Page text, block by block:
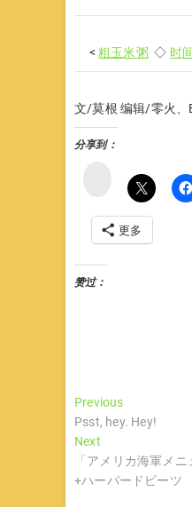
<粗玉米粥◇ 时
文/莫根 编辑/零火、
分享到：
更多
赞过：
文
章
导
航
PreviousPrevious
post:
Psst, hey. Hey!
NextNext
post:
「アメリカ海軍メ
+ハーバードビーツ